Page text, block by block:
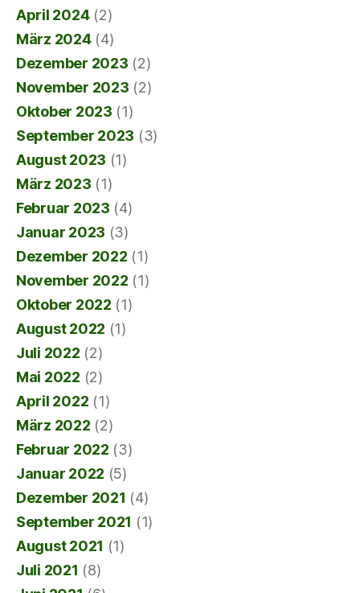
April 2024(2)
März 2024(4)
Dezember 2023 (2)
November 2023 (2)
Oktober 2023 (1)
September 2023 (3)
August 2023 (1)
März 2023 (1)
Februar 2023 (4)
Januar 2023 (3)
Dezember 2022 (1)
November 2022 (1)
Oktober 2022 (1)
August 2022 (1)
Juli 2022 (2)
Mai 2022 (2)
April 2022 (1)
März 2022 (2)
Februar 2022 (3)
Januar 2022 (5)
Dezember 2021 (4)
September 2021 (1)
August 2021 (1)
Juli 2021 (8)